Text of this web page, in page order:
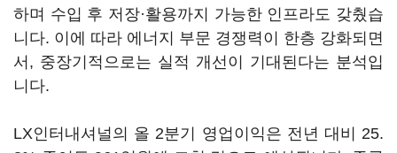
하며 수입 후 저장·활용까지 가능한 인프라도 갖췄습
니다. 이에 따라 에너지 부문 경쟁력이 한층 강화되면
서, 중장기적으로는 실적 개선이 기대된다는 분석입
니다.
LX인터내셔널의 올 2분기 영업이익은 전년 대비 25.